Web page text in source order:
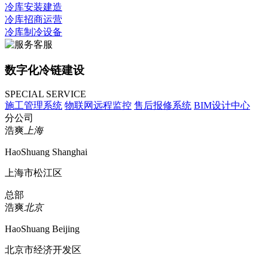
冷库安装建造
冷库招商运营
冷库制冷设备
数字化冷链建设
SPECIAL SERVICE
施工管理系统 物联网远程监控 售后报修系统 BIM设计中心
分公司
浩爽上海
HaoShuang Shanghai
上海市松江区
总部
浩爽北京
HaoShuang Beijing
北京市经济开发区